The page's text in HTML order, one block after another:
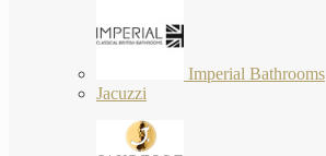
Imperial Bathrooms
Jacuzzi